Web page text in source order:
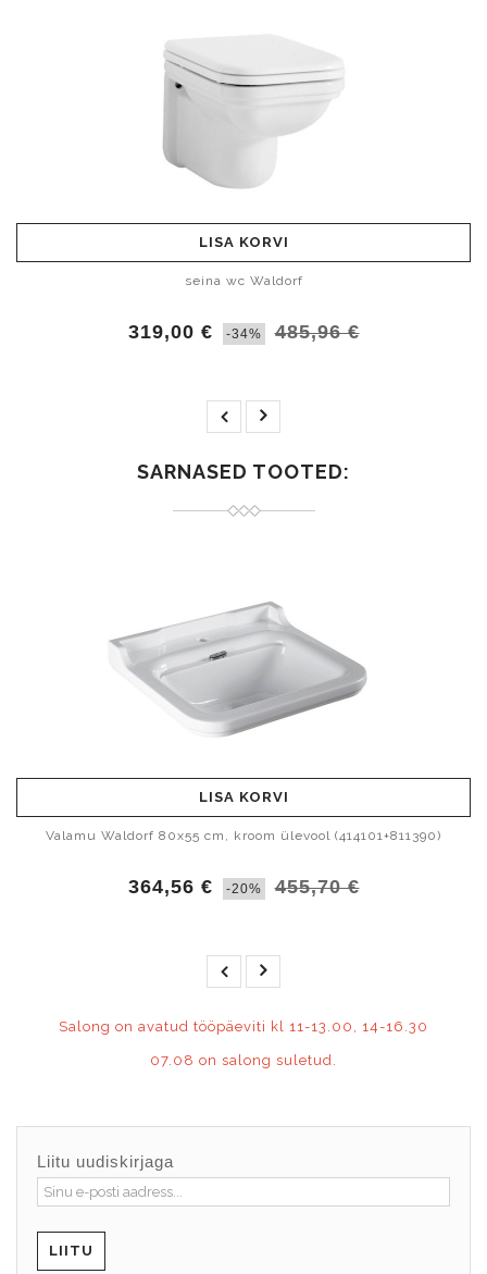
LISA KORVI
seina wc Waldorf
319,00 € -34% 485,96 €
SARNASED TOOTED:
LISA KORVI
Valamu Waldorf 80x55 cm, kroom ülevool (414101+811390)
364,56 € -20% 455,70 €
Salong on avatud tööpäeviti kl 11-13.00, 14-16.30
07.08 on salong suletud.
Liitu uudiskirjaga
LIITU